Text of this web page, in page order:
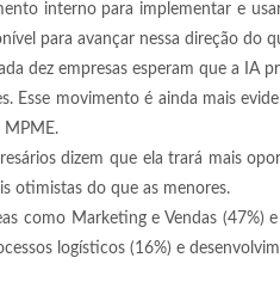
interno para implementar e
para avançar nessa direção do
dez empresas esperam que a IA
movimento é ainda mais
MPME.
dizem que ela trará mais
otimistas do que as menores.
como Marketing e Vendas (47%)
logísticos (16%) e